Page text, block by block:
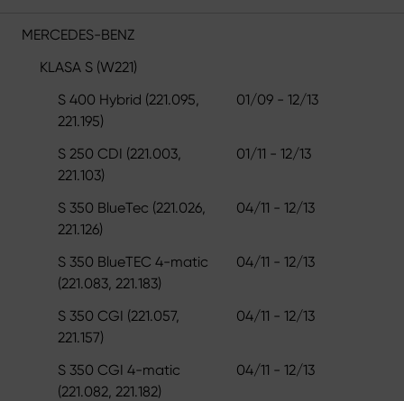
MERCEDES-BENZ
KLASA S (W221)
S 400 Hybrid (221.095,
221.195)
01/09 - 12/13
S 250 CDI (221.003,
221.103)
01/11 - 12/13
S 350 BlueTec (221.026,
221.126)
04/11 - 12/13
S 350 BlueTEC 4-matic
(221.083, 221.183)
04/11 - 12/13
S 350 CGI (221.057,
221.157)
04/11 - 12/13
S 350 CGI 4-matic
(221.082, 221.182)
04/11 - 12/13